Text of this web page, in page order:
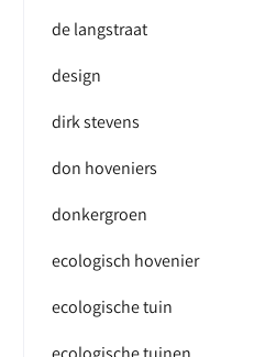
de langstraat
design
dirk stevens
don hoveniers
donkergroen
ecologisch hovenier
ecologische tuin